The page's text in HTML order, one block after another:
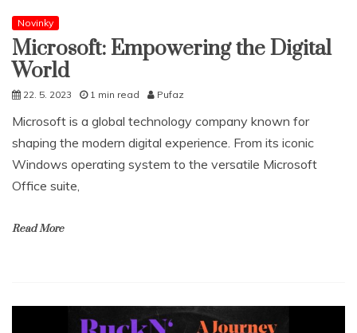
Novinky
Microsoft: Empowering the Digital
World
22. 5. 2023 1 min read Pufaz
Microsoft is a global technology company known for
shaping the modern digital experience. From its iconic
Windows operating system to the versatile Microsoft
Office suite,
Read More